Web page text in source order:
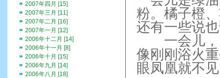
粉。橘子橙
还有一些说
一会儿，
像刚刚浴火
眼凤凰就不
2007年四月 [15]
2007年三月 [11]
2007年二月 [16]
2007年一月 [12]
2006年十二月 [14]
2006年十一月 [8]
2006年十月 [15]
2006年九月 [14]
2006年八月 [18]